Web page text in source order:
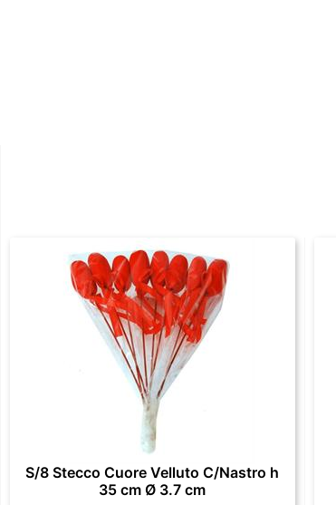
S/8 Stecco Cuore Velluto C/Nastro h
35 cm Ø 3.7 cm